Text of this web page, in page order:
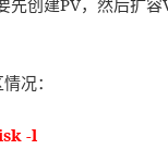
况：
-l